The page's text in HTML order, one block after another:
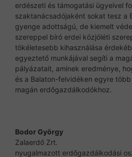
erdészeti és támogatási ügyeivel
szaktanácsadójaként sokat tesz a
gyenge adottságú, de kiemelt
szereppel bíró erdei közjóléti
tökéletesebb kihasználása
egyeztető munkájával segíti a
pályázatait, aminek eredménye,
és a Balaton-felvidéken egyre
magán erdőgazdálkodókhoz.
Bodor György
Zalaerdő Zrt.
nyugalmazott erdőgazdálkodási